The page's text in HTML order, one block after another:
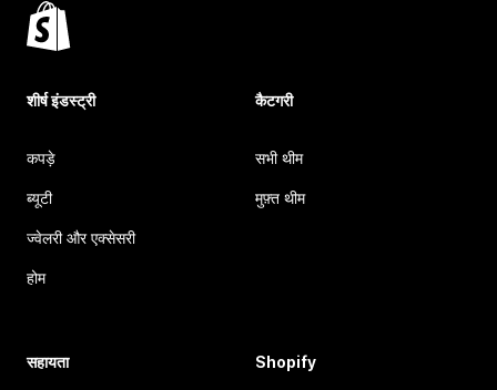
शीर्ष इंडस्ट्री
कपड़े
ब्यूटी
ज्वेलरी और एक्सेसरी
होम
कैटगरी
सभी थीम
मुफ़्त थीम
सहायता Shopify